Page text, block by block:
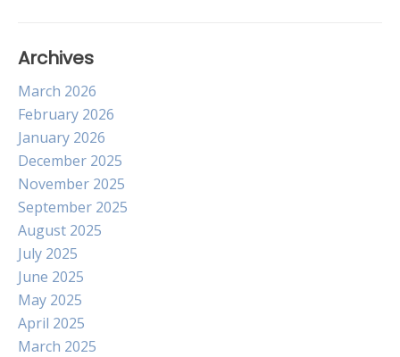
Archives
March 2026
February 2026
January 2026
December 2025
November 2025
September 2025
August 2025
July 2025
June 2025
May 2025
April 2025
March 2025